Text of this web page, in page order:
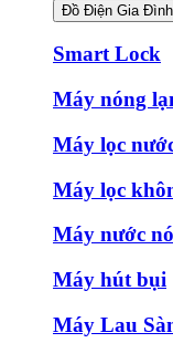
Đồ Điện Gia Đình
Smart Lock
Máy nóng
Máy lọc
Máy lọc
Máy nước
Máy hút bụi
Máy Lau